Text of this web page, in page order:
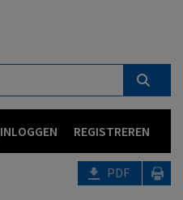
INLOGGEN REGISTREREN
PDF